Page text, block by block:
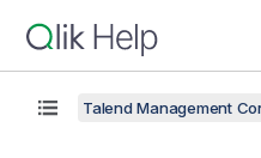
Talend Management